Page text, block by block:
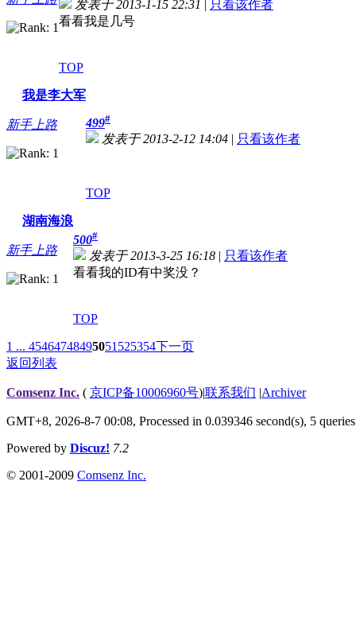
发表于 2013-1-15 22:31 | 只看该作者
看看我是几号
TOP
我是李大军
新手上路 499#
发表于 2013-2-12 14:04 | 只看该作者
TOP
湖南海浪
新手上路
500#
发表于 2013-3-25 16:18 | 只看该作者
看看我的ID有中奖没？
TOP
1 ... 45464748495051 525354下一页
返回列表
Comsenz Inc. ( 京ICP备10006960号)|联系我们 |Archiver
GMT+8, 2026-8-7 00:08, Processed in 0.039346 second(s), 5 queries
Powered by Discuz! 7.2
© 2001-2009 Comsenz Inc.